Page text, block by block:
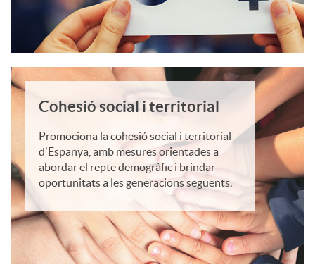
n
e
r
a
Cohesió social i territorial
Promociona la cohesió social i territorial
d'Espanya, amb mesures orientades a
abordar el repte demogràfic i brindar
oportunitats a les generacions següents.